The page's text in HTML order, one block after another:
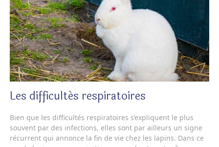
Les difficultés respiratoires
Bien que les difficultés respiratoires s’expliquent le plus
souvent par des infections, elles sont par ailleurs un signe
récurrent qui annonce la fin de vie chez les lapins. Dans ce